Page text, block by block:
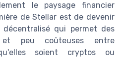
le paysage financier
de Stellar est de devenir
qui permet des
et peu coûteuses entre
soient cryptos ou